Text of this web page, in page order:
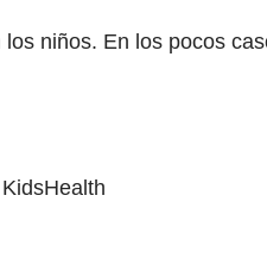
niños. En los pocos